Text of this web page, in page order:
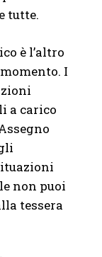
tutte.
è l’altro
I
a carico
non puoi
tessera